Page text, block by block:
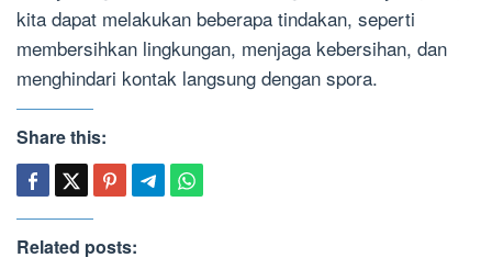
kita dapat melakukan beberapa tindakan, seperti
membersihkan lingkungan, menjaga kebersihan, dan
menghindari kontak langsung dengan spora.
Share this:
Related posts: